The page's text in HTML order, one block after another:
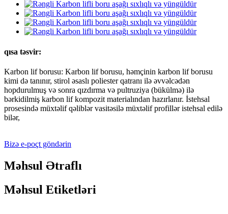
qısa təsvir:
Karbon lif borusu: Karbon lif borusu, həmçinin karbon lif borusu
kimi də tanınır, stirol əsaslı poliester qatranı ilə əvvəlcədən
hopdurulmuş və sonra qızdırma və pultruziya (bükülmə) ilə
bərkidilmiş karbon lif kompozit materialından hazırlanır. İstehsal
prosesində müxtəlif qəliblər vasitəsilə müxtəlif profillər istehsal edilə
bilər,
Bizə e-poçt göndərin
Məhsul Ətraflı
Məhsul Etiketləri